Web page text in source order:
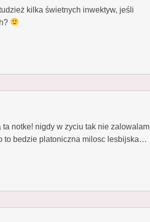
kilka świetnych inwektyw, jeśli
notke! nigdy w zyciu tak nie zalowalam
to bedzie platoniczna milosc lesbijska…